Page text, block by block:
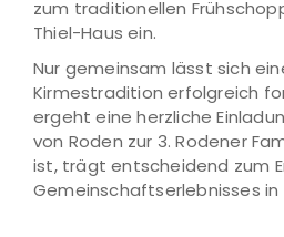
zum traditionellen
Thiel-Haus ein.
Nur gemeinsam lässt sich
Kirmestradition erfolgreich
ergeht eine herzliche
von Roden zur 3. Rodener
ist, trägt entscheidend zum
Gemeinschaftserlebnisses in